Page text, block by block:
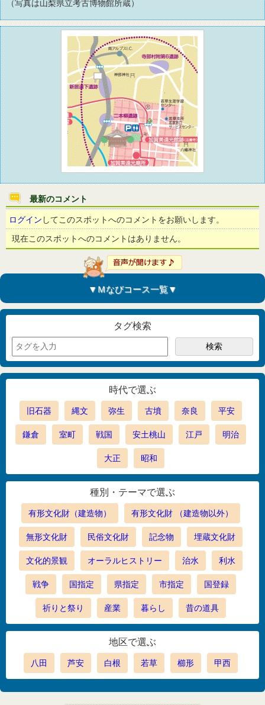
（写真は山梨県立考古博物館所蔵）
最新のコメント
ログイン してこのスポットへのコメントをお願いします。
現在このスポットへのコメントはありません。
▼Ｍなびコース一覧▼
タグ検索
時代で選ぶ
旧石器 縄文 弥生 古墳 奈良 平安
鎌倉 室町 戦国 安土桃山 江戸 明治
大正 昭和
種別・テーマで選ぶ
有形文化財（建造物） 有形文化財 （建造物以外）
無形文化財 民俗文化財 記念物 埋蔵文化財
文化的景観 オーラルヒストリー 治水 利水
戦争 国指定 県指定 市指定 国登録
祈りと祭り 産業 暮らし 昔の道具
地区で選ぶ
八田 芦安 白根 若草 櫛形 甲西